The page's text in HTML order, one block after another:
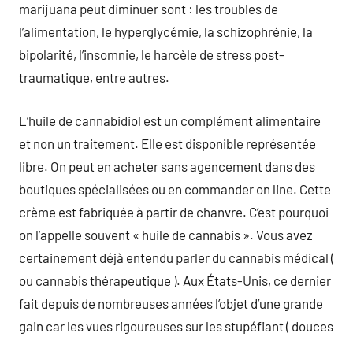
marijuana peut diminuer sont : les troubles de
l’alimentation, le hyperglycémie, la schizophrénie, la
bipolarité, l’insomnie, le harcèle de stress post-
traumatique, entre autres.
L’huile de cannabidiol est un complément alimentaire
et non un traitement. Elle est disponible représentée
libre. On peut en acheter sans agencement dans des
boutiques spécialisées ou en commander on line. Cette
crème est fabriquée à partir de chanvre. C’est pourquoi
on l’appelle souvent « huile de cannabis ». Vous avez
certainement déjà entendu parler du cannabis médical (
ou cannabis thérapeutique ). Aux États-Unis, ce dernier
fait depuis de nombreuses années l’objet d’une grande
gain car les vues rigoureuses sur les stupéfiant ( douces